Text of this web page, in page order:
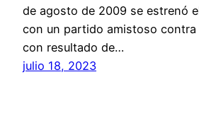
de agosto de 2009 se estrenó
con un partido amistoso contra
con resultado de…
julio 18, 2023